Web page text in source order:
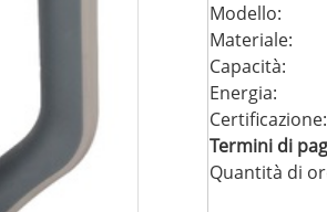
Modello:
Materiale:
Capacità:
Energia:
Certificazione:
Termini di
Quantità di